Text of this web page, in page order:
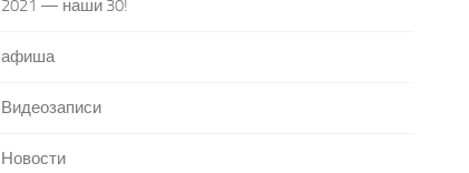
2021 — наши 30!
афиша
Видеозаписи
Новости